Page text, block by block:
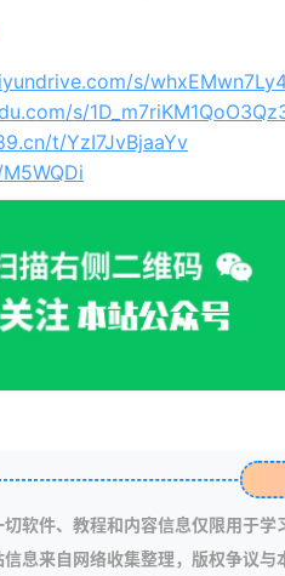
s/
s/
t/YzI7JvBjaaYv
软件、教程和内容信息仅限用于
信息来自网络收集整理，版权争议